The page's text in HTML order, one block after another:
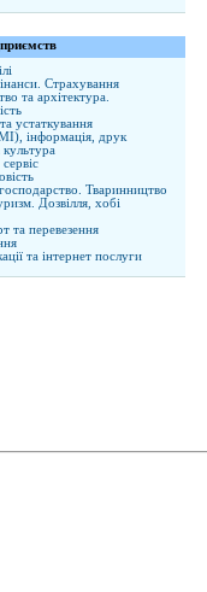
Страхування
та архітектура.
устаткування
інформація, друк
культура
Тваринництво
Дозвілля, хобі
та перевезення
та інтернет послуги